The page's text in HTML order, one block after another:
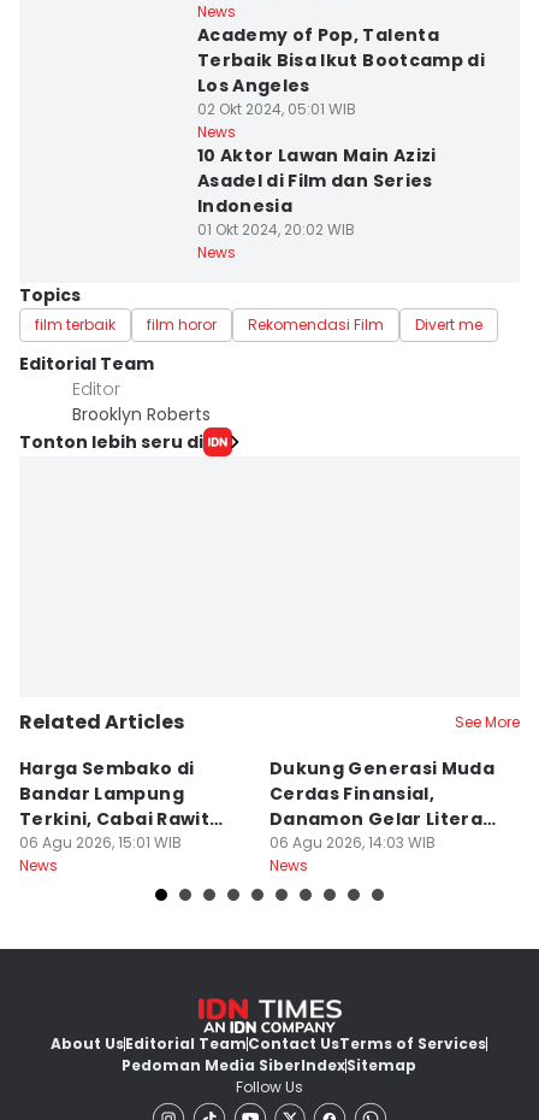
News
Academy of Pop, Talenta
Terbaik Bisa Ikut Bootcamp di
Los Angeles
02 Okt 2024, 05:01 WIB
News
10 Aktor Lawan Main Azizi
Asadel di Film dan Series
Indonesia
01 Okt 2024, 20:02 WIB
News
Topics
film terbaik film horor Rekomendasi Film Divert me
Editorial Team
Editor
Brooklyn Roberts
Tonton lebih seru di
Related Articles See More
Harga Sembako di
Bandar Lampung
Terkini, Cabai Rawit
Naik?
06 Agu 2026, 15:01 WIB
News
Dukung Generasi Muda
Cerdas Finansial,
Danamon Gelar Literasi
Keuangan
06 Agu 2026, 14:03 WIB
News
About UsEditorial TeamContact UsTerms of Services
Pedoman Media SiberIndexSitemap
Follow Us